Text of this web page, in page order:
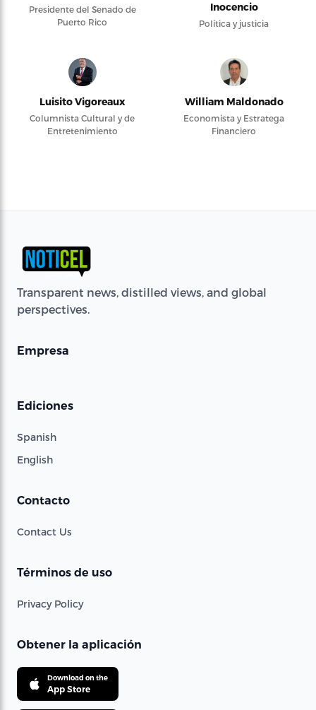
Presidente del Senado de
Puerto Rico
Inocencio
Política y justicia
Luisito Vigoreaux
Columnista Cultural y de
Entretenimiento
William Maldonado
Economista y Estratega
Financiero
Transparent news, distilled views, and global
perspectives.
Empresa
Ediciones
Spanish
English
Contacto
Contact Us
Términos de uso
Privacy Policy
Obtener la aplicación
Download on the
App Store